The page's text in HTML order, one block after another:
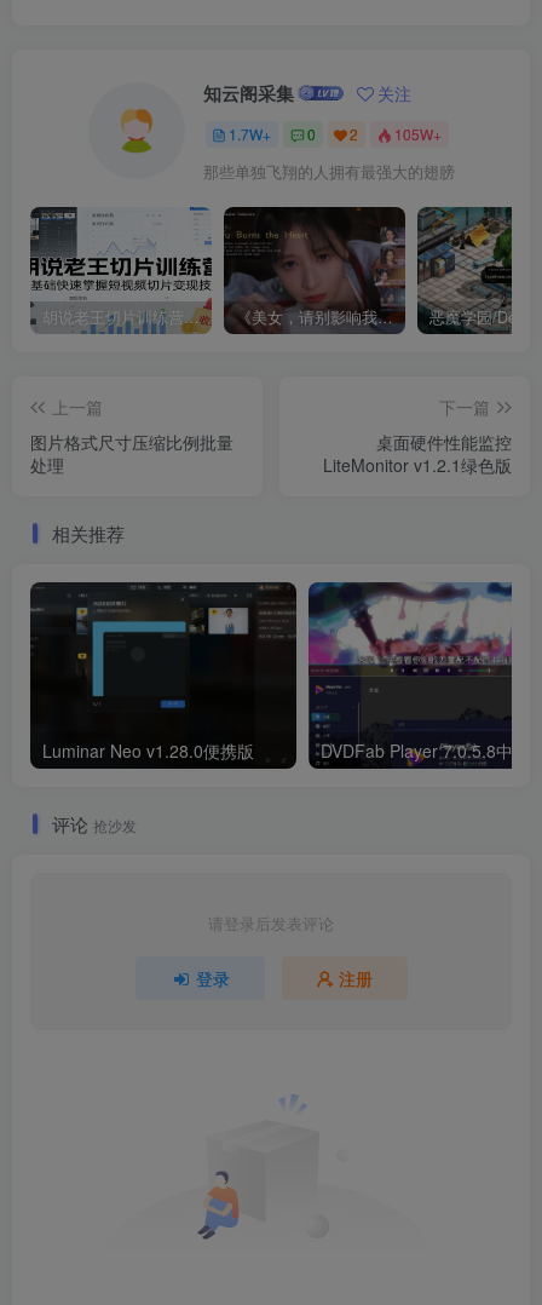
知云阁采集 关注
1.7W+ 0 2 105W+
那些单独飞翔的人拥有最强大的翅膀
胡说老王切片训练营，零基础快速掌握短视频切片变现技巧 《美女，请别影响我成仙全球版》中文版
上一篇
图片格式尺寸压缩比例批量
处理
下一篇
桌面硬件性能监控
LiteMonitor v1.2.1绿色版
相关推荐
Luminar Neo v1.28.0便携版 DVDFab Player 7.0.5.8中文
评论 抢沙发
请登录后发表评论
登录 注册